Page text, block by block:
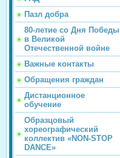
Пазл добра
80-летие со Дня Победы
в Великой
Отечественной войне
Важные контакты
Обращения граждан
Дистанционное
обучение
Образцовый
хореографический
коллектив «NON-STOP
DANCE»